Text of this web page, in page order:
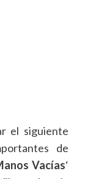
el siguiente
de
Vacías‘